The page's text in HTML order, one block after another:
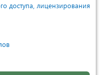
доступа, лицензирования